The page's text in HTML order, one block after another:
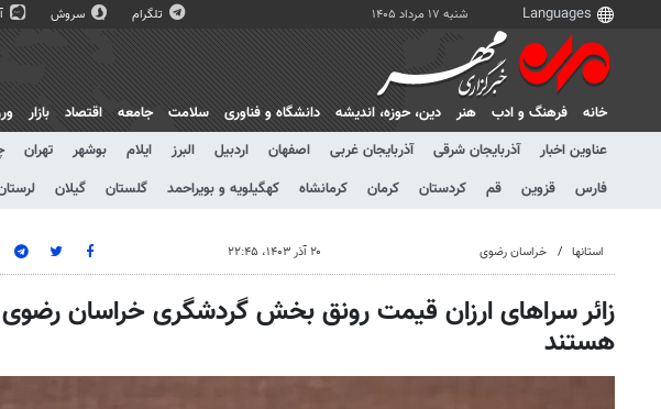
شنبه ۱۷ مرداد ۱۴۰۵ تلگرام سروش
خانه فرهنگ و ادب هنر دين، حوزه، انديشه دانشگاه و فناوری سلامت جامعه اقتصاد بازار
عناوین اخبار
آذربایجان شرقی آذربایجان غربی اصفهان اردبیل البرز ایلام بوشهر تهران
فارس
قزوین قم کردستان کرمان کرمانشاه کهگیلویه و بویراحمد گلستان گیلان
استانها خراسان رضوی ۲۰ آذر ۱۴۰۳، ۲۲:۴۵
زائر سراهای ارزان قیمت رونق بخش گردشگری خراسان رضوی
هستند